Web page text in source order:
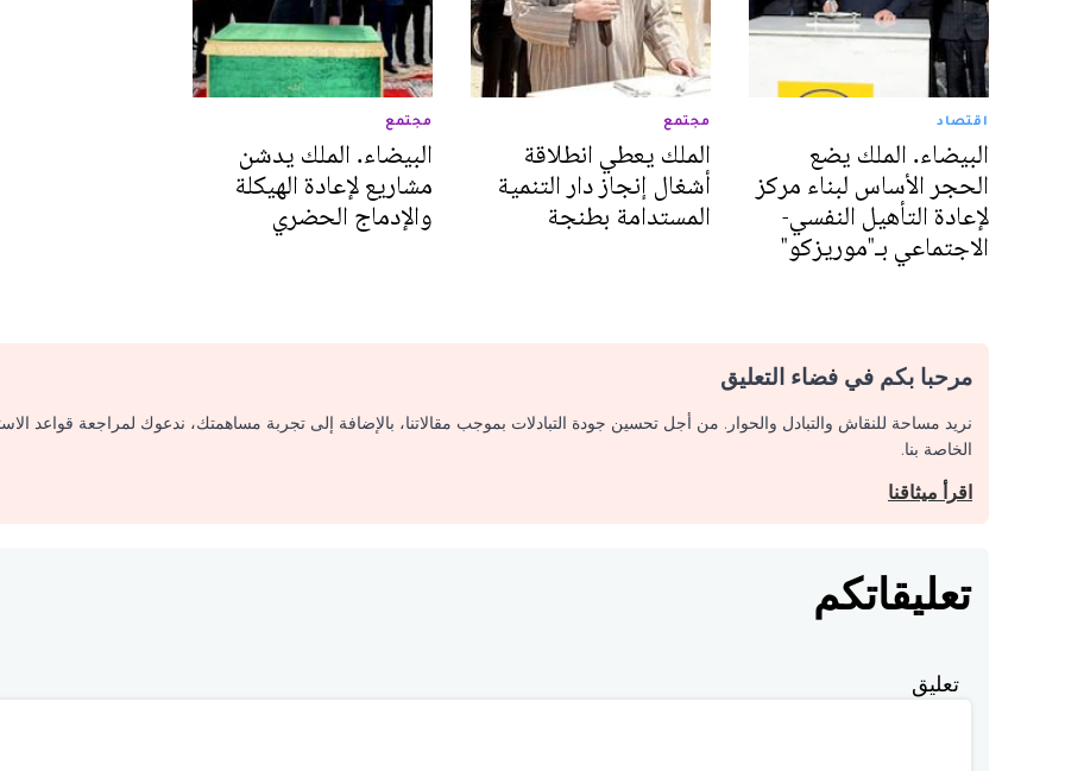
اقتصاد
البيضاء. الملك يضع
الحجر الأساس لبناء مركز
لإعادة التأهيل النفسي-
الاجتماعي بـ"موريزكو"
مجتمع
الملك يعطي انطلاقة
أشغال إنجاز دار التنمية
المستدامة بطنجة
مجتمع
البيضاء. الملك يدشن
مشاريع لإعادة الهيكلة
والإدماج الحضري
مرحبا بكم في فضاء التعليق
نريد مساحة للنقاش والتبادل والحوار. من أجل تحسين جودة التبادلات بموجب مقالاتنا، بالإضافة إلى تجربة مساهمتك، ندعوك لمراجعة قواعد
الخاصة بنا.
اقرأ ميثاقنا
تعليقاتكم
تعليق